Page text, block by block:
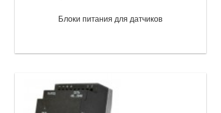
Блоки питания для датчиков